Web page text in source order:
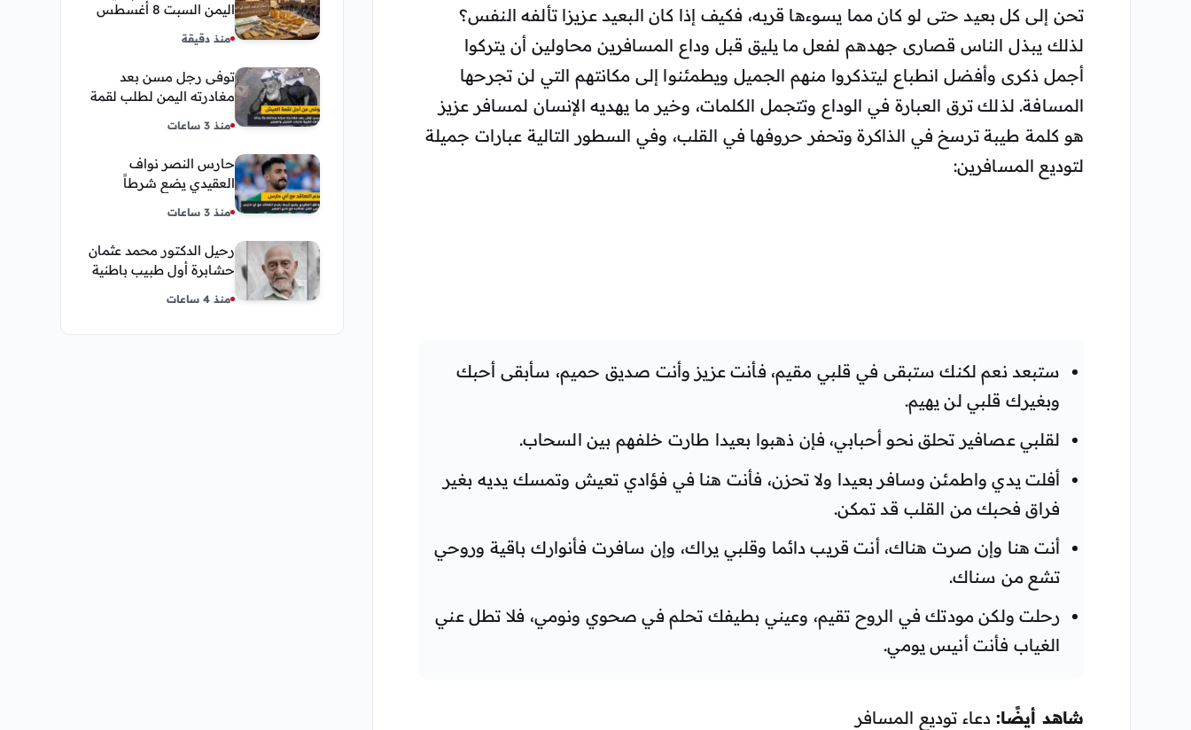
تحن إلى كل بعيد حتى لو كان مما يسوءها قربه، فكيف إذا كان البعيد عزيزا تألفه النفس؟
لذلك يبذل الناس قصارى جهدهم لفعل ما يليق قبل وداع المسافرين محاولين أن يتركوا
أجمل ذكرى وأفضل انطباع ليتذكروا منهم الجميل ويطمئنوا إلى مكانتهم التي لن تجرحها
المسافة. لذلك ترق العبارة في الوداع وتتجمل الكلمات، وخير ما يهديه الإنسان لمسافر عزيز
هو كلمة طيبة ترسخ في الذاكرة وتحفر حروفها في القلب، وفي السطور التالية عبارات جميلة
لتوديع المسافرين:
ستبعد نعم لكنك ستبقى في قلبي مقيم، فأنت عزيز وأنت صديق حميم، سأبقى أحبك
وبغيرك قلبي لن يهيم.
لقلبي عصافير تحلق نحو أحبابي، فإن ذهبوا بعيدا طارت خلفهم بين السحاب.
أفلت يدي واطمئن وسافر بعيدا ولا تحزن، فأنت هنا في فؤادي تعيش وتمسك يديه بغير
فراق فحبك من القلب قد تمكن.
أنت هنا وإن صرت هناك، أنت قريب دائما وقلبي يراك، وإن سافرت فأنوارك باقية وروحي
تشع من سناك.
رحلت ولكن مودتك في الروح تقيم، وعيني بطيفك تحلم في صحوي ونومي، فلا تطل عني
الغياب فأنت أنيس يومي.
شاهد أيضًا: دعاء توديع المسافر
اليمن السبت 8 أغسطس
2026 — بيع وشراء صنعاء
وعدن
منذ دقيقة
توفى رجل مسن بعد
مغادرته اليمن لطلب لقمة
يقدمها لإبنته
منذ 3 ساعات
حارس النصر نواف
العقيدي يضع شرطاً
النادي
منذ 3 ساعات
رحيل الدكتور محمد عثمان
حشابرة أول طبيب باطنية
منذ 4 ساعات